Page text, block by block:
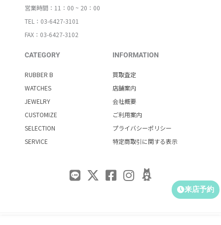
営業時間：11：00 ~ 20：00
TEL：03-6427-3101
FAX：03-6427-3102
CATEGORY
RUBBER B
WATCHES
JEWELRY
CUSTOMIZE
SELECTION
SERVICE
INFORMATION
買取査定
店舗案内
会社概要
ご利用案内
プライバシーポリシー
特定商取引に関する表示
来店予約